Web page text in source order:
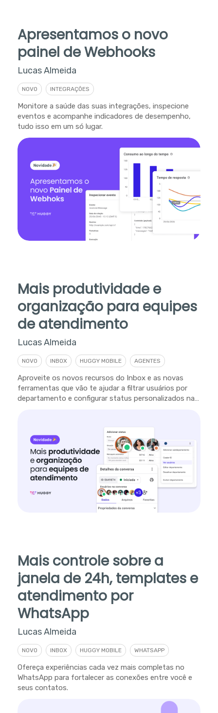
Apresentamos o novo
painel de Webhooks
Lucas Almeida
NOVO INTEGRAÇÕES
Monitore a saúde das suas integrações, inspecione
eventos e acompanhe indicadores de desempenho,
tudo isso em um só lugar.
Mais produtividade e
organização para equipes
de atendimento
Lucas Almeida
NOVO INBOX HUGGY MOBILE AGENTES
Aproveite os novos recursos do Inbox e as novas
ferramentas que vão te ajudar a filtrar usuários por
departamento e configurar status personalizados na
Mais controle sobre a
janela de 24h, templates e
atendimento por
WhatsApp
Lucas Almeida
NOVO INBOX HUGGY MOBILE WHATSAPP
Ofereça experiências cada vez mais completas no
WhatsApp para fortalecer as conexões entre você e
seus contatos.